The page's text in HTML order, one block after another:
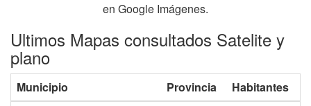
en Google Imágenes.
Ultimos Mapas consultados Satelite y
plano
Municipio Provincia
Habitantes